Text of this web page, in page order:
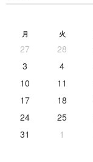
月 火
27 28
3
4
10
11
17
18
24
25
31
1